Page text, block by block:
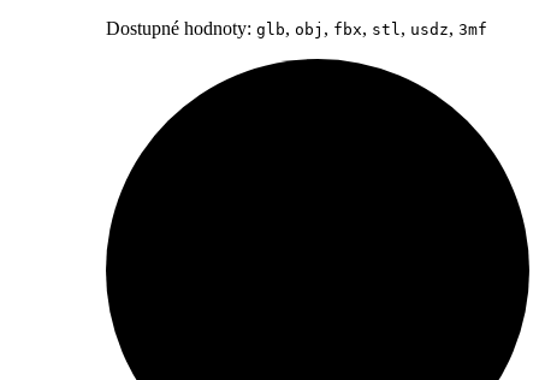
Dostupné hodnoty: glb, obj , fbx, stl, usdz, 3mf